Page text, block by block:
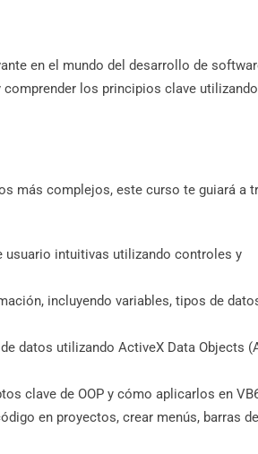
en el mundo del desarrollo de
los principios clave
más complejos, este curso te guiará a
usuario intuitivas utilizando controles y
incluyendo variables, tipos de
datos utilizando ActiveX Data Objects
clave de OOP y cómo aplicarlos en
en proyectos, crear menús, barras de